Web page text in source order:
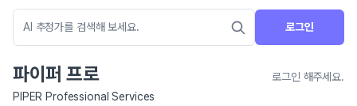
로그인
파이퍼 프로
로그인 해주세요.
PIPER Professional Services